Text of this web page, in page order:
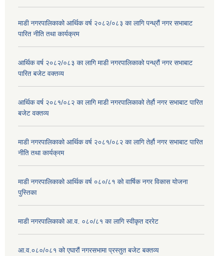
माडी नगरपालिकाको आर्थिक वर्ष २०८२/०८३ का लागि पन्ध्रौं नगर सभाबाट
पारित नीति तथा कार्यक्रम
आर्थिक वर्ष २०८२/०८३ का लागि माडी नगरपालिकाको पन्ध्रौं नगर सभाबाट
पारित बजेट वक्तव्य
आर्थिक वर्ष २०८१/०८२ का लागि माडी नगरपालिकाको तेर्हौ नगर सभाबाट पारित
बजेट वक्तव्य
माडी नगरपालिकाको आर्थिक वर्ष २०८१/०८२ का लागि तेर्हौ नगर सभाबाट पारित
नीति तथा कार्यक्रम
माडी नगरपालिकाको आर्थिक वर्ष ०८०/८१ को वार्षिक नगर विकास योजना
पुस्तिका
माडी नगरपालिकाको आ.व. ०८०/८१ का लागि स्वीकृत दररेट
आ.व.०८०/०८१ को एघारौं नगरसभामा प्रस्तुत बजेट बक्तव्य